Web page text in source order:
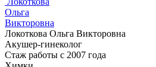
Ольга
Викторовна
Локоткова Ольга Викторовна
Акушер-гинеколог
Стаж работы с 2007 года